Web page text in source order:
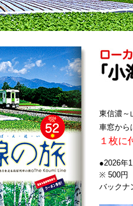
東信濃～
車窓から
１枚に
●2026年
※ 500円
バック